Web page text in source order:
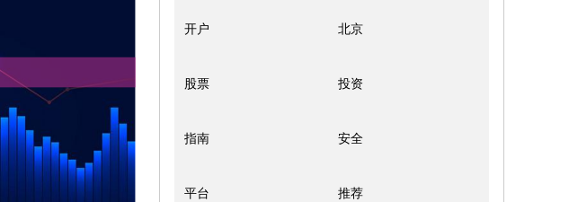
开户 北京
股票 投资
指南 安全
平台 推荐